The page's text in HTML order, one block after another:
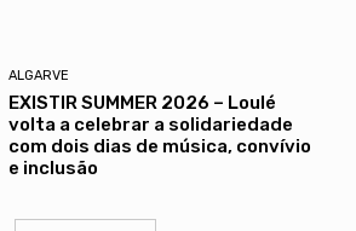
ALGARVE
EXISTIR SUMMER 2026 – Loulé
volta a celebrar a solidariedade
com dois dias de música, convívio
e inclusão